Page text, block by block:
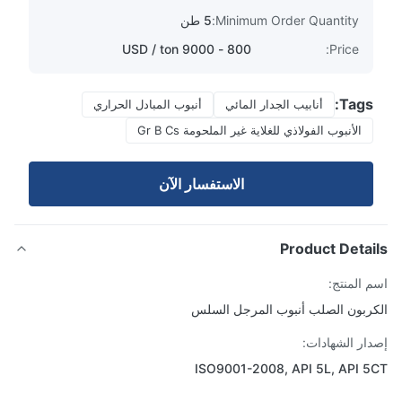
Minimum Order Quantity: 5 طن
Price:
Tags: أنابيب الجدار المائي
أنبوب المبادل الحراري
الأنبوب الفولاذي للغلاية غير الملحومة Gr B Cs
الاستفسار الآن
Product
المنتج:
الصلب أنبوب المرجل السلس
الشهادات:
ISO9001-2008, API 5L, API